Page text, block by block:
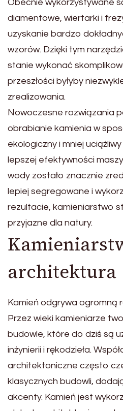
Obecnie wykorzystywane
diamentowe, wiertarki i
uzyskanie bardzo
wzorów. Dzięki tym
stanie wykonać
przeszłości byłyby
zrealizowania.
Nowoczesne rozwiązania
obrabianie kamienia w
ekologiczny i mniej
lepszej efektywności
wody zostało znacznie
lepiej segregowane i
rezultacie, kamieniarstwo
przyjazne dla natury.
architektura
Kamień odgrywa ogromną
Przez wieki kamieniarze
budowle, które do dziś są
inżynierii i rękodzieła.
architektoniczne często
klasycznych budowli,
akcenty. Kamień jest